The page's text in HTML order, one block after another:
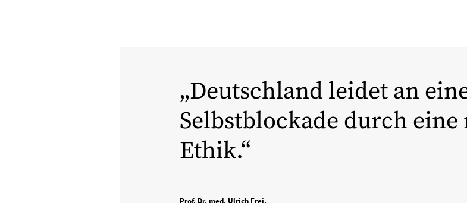
Deutschland leidet an
Selbstblockade durch
Ethik.
Prof. Dr. med. Ulrich Frei,